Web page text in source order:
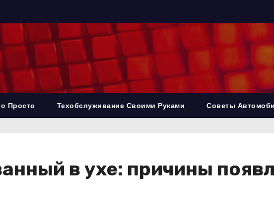
Просто Техобслуживание Своими Руками Советы
в ухе: причины